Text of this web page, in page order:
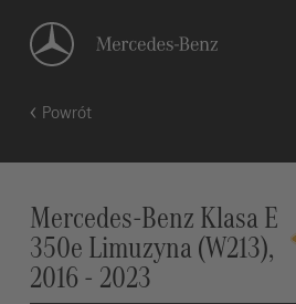
Powrót
Mercedes-Benz Klasa E
350e Limuzyna (W213),
2016 - 2023